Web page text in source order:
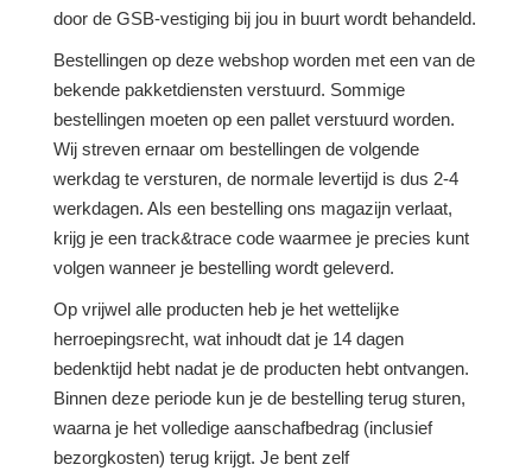
door de GSB-vestiging bij jou in buurt wordt behandeld.
Bestellingen op deze webshop worden met een van de
bekende pakketdiensten verstuurd. Sommige
bestellingen moeten op een pallet verstuurd worden.
Wij streven ernaar om bestellingen de volgende
werkdag te versturen, de normale levertijd is dus 2-4
werkdagen. Als een bestelling ons magazijn verlaat,
krijg je een track&trace code waarmee je precies kunt
volgen wanneer je bestelling wordt geleverd.
Op vrijwel alle producten heb je het wettelijke
herroepingsrecht, wat inhoudt dat je 14 dagen
bedenktijd hebt nadat je de producten hebt ontvangen.
Binnen deze periode kun je de bestelling terug sturen,
waarna je het volledige aanschafbedrag (inclusief
bezorgkosten) terug krijgt. Je bent zelf